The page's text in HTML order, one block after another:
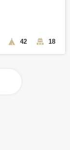
42 18